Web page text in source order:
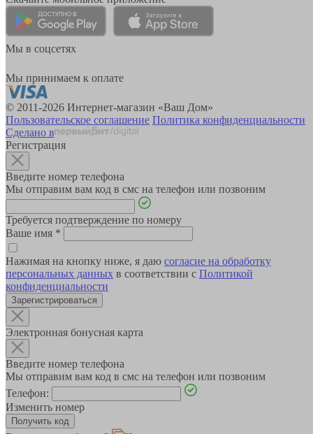
Мы в соцсетях
Мы принимаем к оплате
© 2011-2026 Интернет-магазин «Ваш Дом»
Пользовательское соглашение Политика конфиденциальности
Сделано в
Регистрация
Введите номер телефона
Мы отправим вам код в смс на телефон или позвоним
Требуется подтверждение по номеру
Ваше имя *
Нажимая на кнопку ниже, я даю согласие на обработку
персональных данных в соответствии с Политикой
конфиденциальности
Зарегистрироваться
Электронная бонусная карта
Введите номер телефона
Мы отправим вам код в смс на телефон или позвоним
Телефон:
Изменить номер